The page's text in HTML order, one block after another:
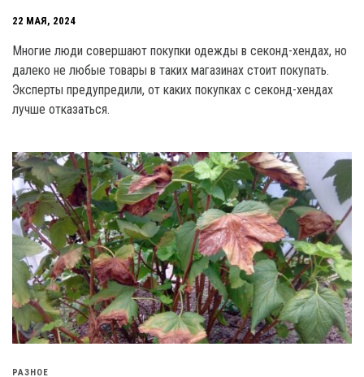
22 МАЯ, 2024
Многие люди совершают покупки одежды в секонд-хендах, но
далеко не любые товары в таких магазинах стоит покупать.
Эксперты предупредили, от каких покупках с секонд-хендах
лучше отказаться.
РАЗНОЕ